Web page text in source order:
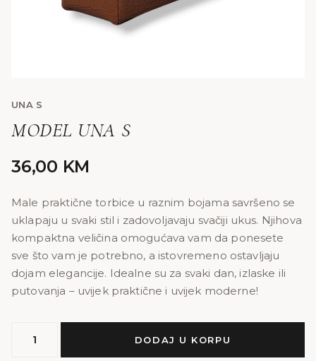
UNA S
MODEL UNA S
36,00 KM
Male praktične torbice u raznim bojama savršeno se
uklapaju u svaki stil i zadovoljavaju svačiji ukus. Njihova
kompaktna veličina omogućava vam da ponesete
sve što vam je potrebno, a istovremeno ostavljaju
dojam elegancije. Idealne su za svaki dan, izlaske ili
putovanja – uvijek praktične i uvijek moderne!
UNA
DODAJ U KORPU